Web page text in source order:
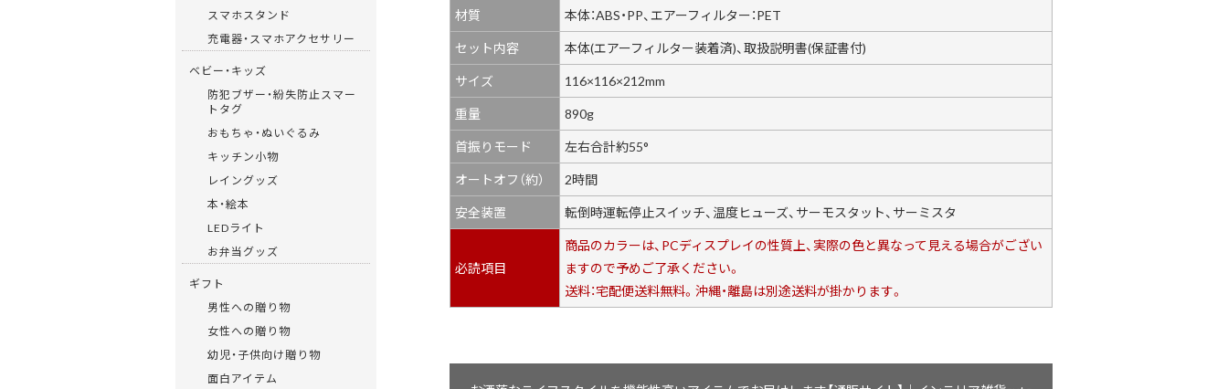
材質
本体：ABS・PP、エアーフィルター：PET
セット内容
本体(エアーフィルター装着済)、取扱説明書(保証書付)
サイズ
116×116×212mm
重量
890g
首振りモード
左右合計約55°
オートオフ（約）
2時間
安全装置
転倒時運転停止スイッチ、温度ヒューズ、サーモスタット、サーミスタ
必読項目
商品のカラーは、PCディスプレイの性質上、実際の色と異なって見える場合がござい
ますので予めご了承ください。
送料：宅配便送料無料。沖縄・離島は別途送料が掛かります。
スマホスタンド
充電器・スマホアクセサリー
ベビー・キッズ
防犯ブザー・紛失防止スマー
トタグ
おもちゃ・ぬいぐるみ
キッチン小物
レイングッズ
本・絵本
LEDライト
お弁当グッズ
ギフト
男性への贈り物
女性への贈り物
幼児・子供向け贈り物
面白アイテム